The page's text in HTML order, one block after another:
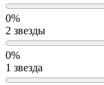
0%
2 звезды
0%
1 звезда